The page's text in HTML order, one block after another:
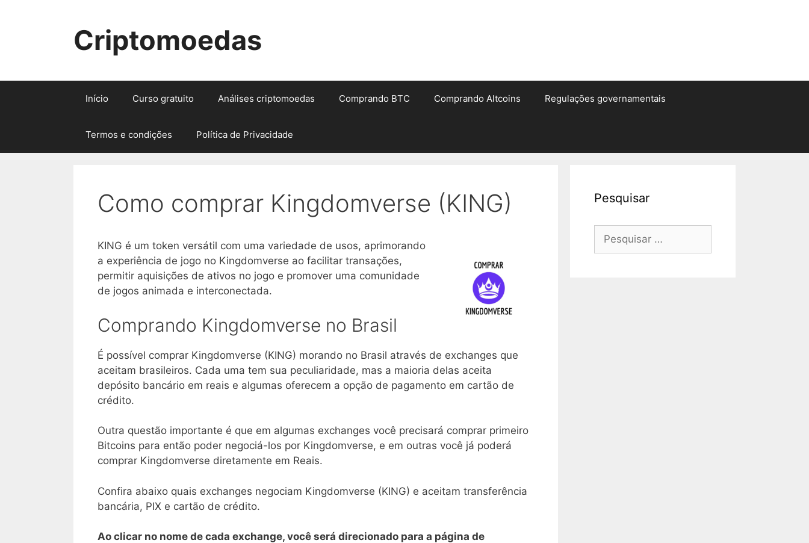
Criptomoedas
Início Curso gratuito Análises criptomoedas Comprando BTC Comprando Altcoins Regulações governamentais
Termos e condições Política de Privacidade
Como comprar Kingdomverse (KING)
KING é um token versátil com uma variedade de usos, aprimorando
a experiência de jogo no Kingdomverse ao facilitar transações,
permitir aquisições de ativos no jogo e promover uma comunidade
de jogos animada e interconectada.
Comprando Kingdomverse no Brasil
É possível comprar Kingdomverse (KING) morando no Brasil através de exchanges que
aceitam brasileiros. Cada uma tem sua peculiaridade, mas a maioria delas aceita
depósito bancário em reais e algumas oferecem a opção de pagamento em cartão de
crédito.
Outra questão importante é que em algumas exchanges você precisará comprar primeiro
Bitcoins para então poder negociá-los por Kingdomverse, e em outras você já poderá
comprar Kingdomverse diretamente em Reais.
Confira abaixo quais exchanges negociam Kingdomverse (KING) e aceitam transferência
bancária, PIX e cartão de crédito.
Ao clicar no nome de cada exchange, você será direcionado para a página de
Pesquisar
Pesquisar